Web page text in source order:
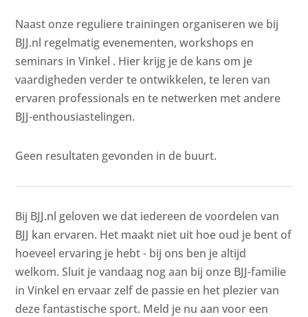
Naast onze reguliere trainingen organiseren we bij
BJJ.nl regelmatig evenementen, workshops en
seminars in Vinkel . Hier krijg je de kans om je
vaardigheden verder te ontwikkelen, te leren van
ervaren professionals en te netwerken met andere
BJJ-enthousiastelingen.
Geen resultaten gevonden in de buurt.
Bij BJJ.nl geloven we dat iedereen de voordelen van
BJJ kan ervaren. Het maakt niet uit hoe oud je bent of
hoeveel ervaring je hebt - bij ons ben je altijd
welkom. Sluit je vandaag nog aan bij onze BJJ-familie
in Vinkel en ervaar zelf de passie en het plezier van
deze fantastische sport. Meld je nu aan voor een